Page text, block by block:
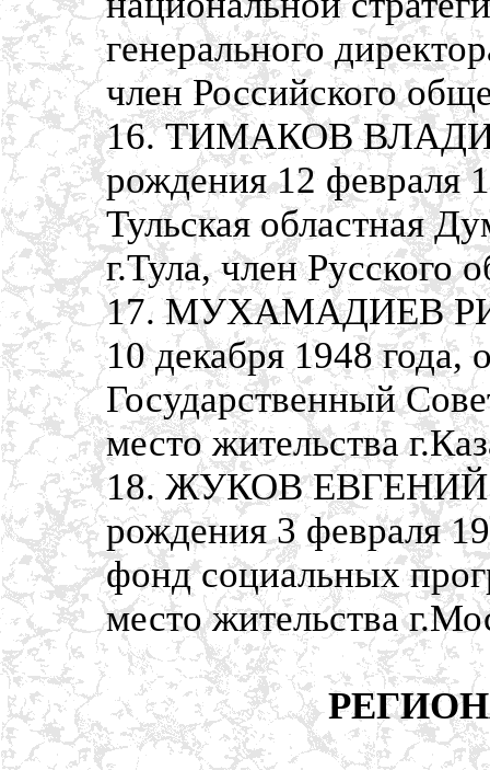
генерального
член Российского
16. ТИМАКОВ
рождения 12 февраля
Тульская областная
г.Тула, член Русского
17. МУХАМАДИЕВ
10 декабря 1948 года,
Государственный
место жительства
18. ЖУКОВ
рождения 3 февраля
фонд социальных
место жительства